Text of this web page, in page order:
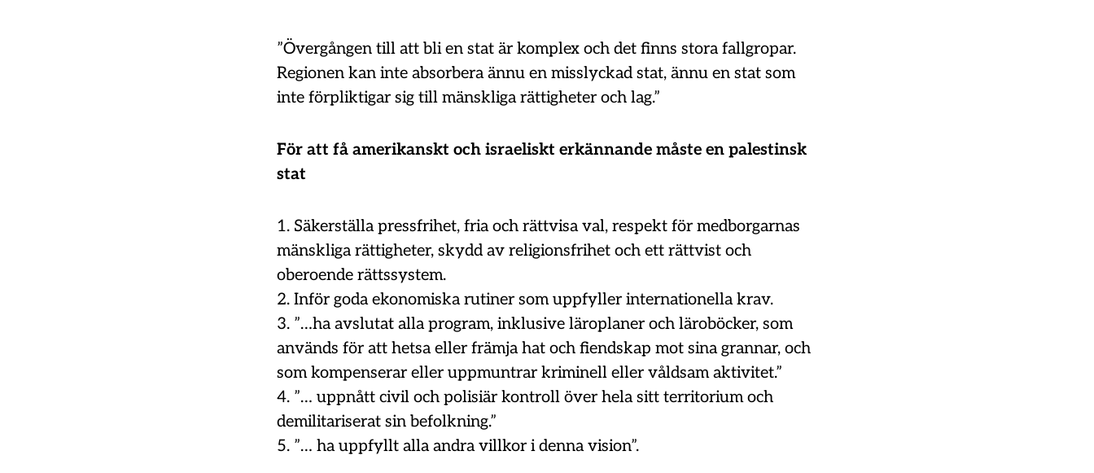
”Övergången till att bli en stat är komplex och det finns stora fallgropar.
Regionen kan inte absorbera ännu en misslyckad stat, ännu en stat som
inte förpliktigar sig till mänskliga rättigheter och lag.”
För att få amerikanskt och israeliskt erkännande måste en palestinsk
stat
1. Säkerställa pressfrihet, fria och rättvisa val, respekt för medborgarnas
mänskliga rättigheter, skydd av religionsfrihet och ett rättvist och
oberoende rättssystem.
2. Inför goda ekonomiska rutiner som uppfyller internationella krav.
3. ”…ha avslutat alla program, inklusive läroplaner och läroböcker, som
används för att hetsa eller främja hat och fiendskap mot sina grannar, och
som kompenserar eller uppmuntrar kriminell eller våldsam aktivitet.”
4. ”… uppnått civil och polisiär kontroll över hela sitt territorium och
demilitariserat sin befolkning.”
5. ”… ha uppfyllt alla andra villkor i denna vision”.